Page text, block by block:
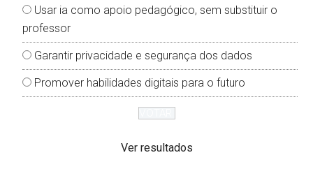
Usar ia como apoio pedagógico, sem substituir o
professor
Garantir privacidade e segurança dos dados
Promover habilidades digitais para o futuro
Ver resultados